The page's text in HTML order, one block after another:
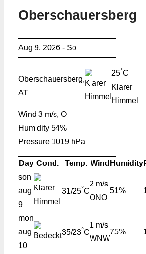
Oberschauersberg
Aug 9, 2026 - So
Oberschauersberg,
AT
25°C
Klarer
Himmel
Wind 3 m/s, O
Humidity 54%
Pressure 1019 hPa
Day Cond. Temp. Wind Humidity
son
aug
9
31/25°C
2 m/s,
ONO
51%
mon
aug
10
35/23°C
1 m/s,
WNW
75%